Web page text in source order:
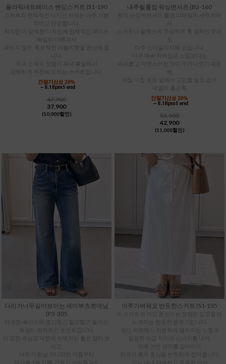
플라워네트레이스 밴딩스커트 (S1-190
스커트의 전체적인 디자인 자체는 아주 기본
하지만 이 담백한 디자인에 입체적인 레이스
짜임이 더해져서
과하지 않은, 독보적인 러블리함을 완성해 줍
핏과 소재의 장점이 워낙 확실해서
강력하게 추천해 드리는 스커트입니다.
47,900
37,900
(10,000할인)
내추럴롤업 워싱면셔츠 (B2-160
핏이 단정하면서도 롤업 디테일이 세련되어
서,
스커트나 슬랙스에 무심하게 툭 걸쳐만 주어
아주 스타일리시해 보입니다.
너무 애써 차려입은 느낌보다는
여유롭고 자연스러운 멋이 우러나오기 때문
에,
매일 아침 옷장 앞에서 고민할 필요 없이
데일리 출근룩
53,900
42,900
(11,000할인)
다리가너무길어보이는 세미부츠컷데님
(P3-305
다크청 베이스에 중간중간 힐긋힐긋 들어간
이 딥한 워싱감 덕분에 허벅지는 훨씬 얇아 보
다가올 9월 10월 간절기 신상들과도
아주가벼워요 반듯한스커트 (S1-195
이 스커트의 가장 돋보이는 장점은 입었을 때
느껴지는 반듯한 분위기입니다.
원단 자체에서 차분하게 떨어지는 느낌과
깔끔한 마감 처리가 시너지를 내어,
위에 어떤 상의를 입더라도
하의가 룩의 중심을 반듯하게 잡아줍니다.
입는 내내 단정하고 깔끔한 인상